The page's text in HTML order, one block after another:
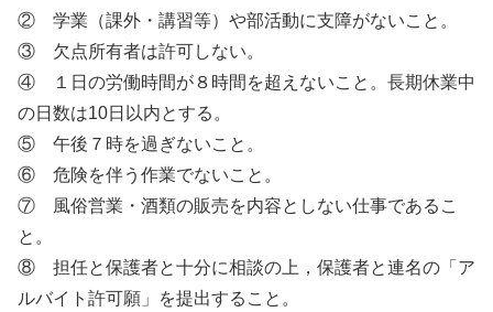
② 学業（課外・講習等）や部活動に支障がないこと。
③ 欠点所有者は許可しない。
④ １日の労働時間が８時間を超えないこと。長期休業中
の日数は10日以内とする。
⑤ 午後７時を過ぎないこと。
⑥ 危険を伴う作業でないこと。
⑦ 風俗営業・酒類の販売を内容としない仕事であるこ
と。
⑧ 担任と保護者と十分に相談の上，保護者と連名の「ア
ルバイト許可願」を提出すること。